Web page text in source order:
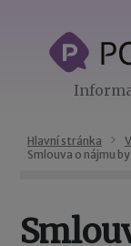
Hlavní stránka
Smlouva o nájmu